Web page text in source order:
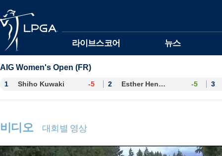
라이브스코어 뉴스
AIG Women's Open (FR)
1 Shiho Kuwaki -5 2 Esther Henseleit -5 3
비디오 대회별 영상